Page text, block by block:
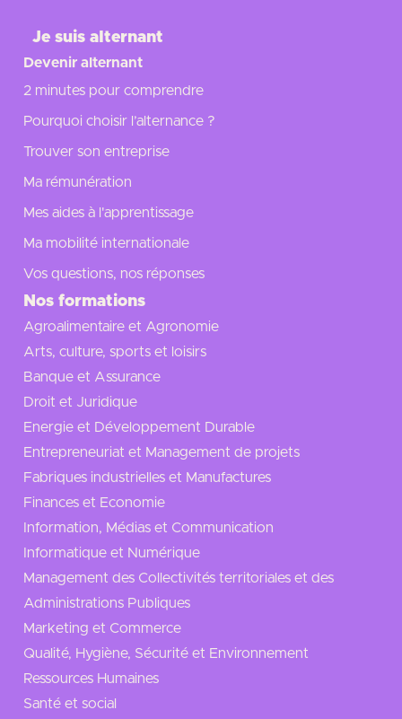
Je suis alternant
Devenir alternant
2 minutes pour comprendre
Pourquoi choisir l’alternance ?
Trouver son entreprise
Ma rémunération
Mes aides à l'apprentissage
Ma mobilité internationale
Vos questions, nos réponses
Nos formations
Agroalimentaire et Agronomie
Arts, culture, sports et loisirs
Banque et Assurance
Droit et Juridique
Energie et Développement Durable
Entrepreneuriat et Management de projets
Fabriques industrielles et Manufactures
Finances et Economie
Information, Médias et Communication
Informatique et Numérique
Management des Collectivités territoriales et des
Administrations Publiques
Marketing et Commerce
Qualité, Hygiène, Sécurité et Environnement
Ressources Humaines
Santé et social